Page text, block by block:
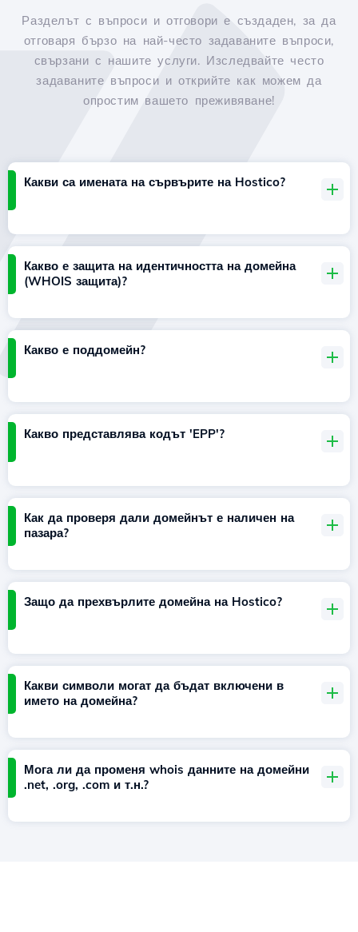
Разделът с въпроси и отговори е създаден, за да
отговаря бързо на най-често задаваните въпроси,
свързани с нашите услуги. Изследвайте често
задаваните въпроси и открийте как можем да
опростим вашето преживяване!
Какви са имената на сървърите на Hostico?
Какво е защита на идентичността на домейна
(WHOIS защита)?
Какво е поддомейн?
Какво представлява кодът 'EPP'?
Как да проверя дали домейнът е наличен на
пазара?
Защо да прехвърлите домейна на Hostico?
Какви символи могат да бъдат включени в
името на домейна?
Мога ли да променя whois данните на домейни
.net, .org, .com и т.н.?